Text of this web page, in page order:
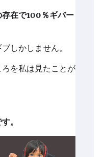
在で100％ギバー
しかしません。
を私は見たことが
。